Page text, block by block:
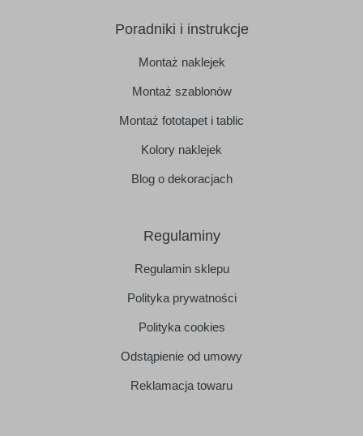
Poradniki i instrukcje
Montaż naklejek
Montaż szablonów
Montaż fototapet i tablic
Kolory naklejek
Blog o dekoracjach
Regulaminy
Regulamin sklepu
Polityka prywatności
Polityka cookies
Odstąpienie od umowy
Reklamacja towaru